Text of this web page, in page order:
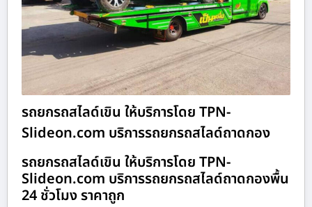
รถยกรถสไลด์เขิน ให้บริการโดย TPN-
Slideon.com บริการรถยกรถสไลด์ถาดกอง
รถยกรถสไลด์เขิน ให้บริการโดย TPN-
Slideon.com บริการรถยกรถสไลด์ถาดกองพื้น
24 ชั่วโมง ราคาถูก